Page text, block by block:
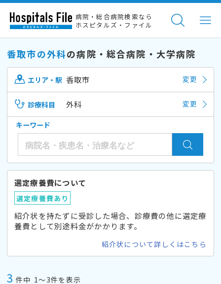
病院・総合病院検索なら
ホスピタルズ・ファイル
香取市の外科の病院・総合病院・大学病院
エリア・駅 香取市 変更
診療科目 外科 変更
キーワード
選定療養費について
選定療養費あり
紹介状を持たずに受診した場合、診療費の他に選定療
養費として別途料金がかかります。
紹介状について詳しくはこちら
3 件中 1〜3件を表示